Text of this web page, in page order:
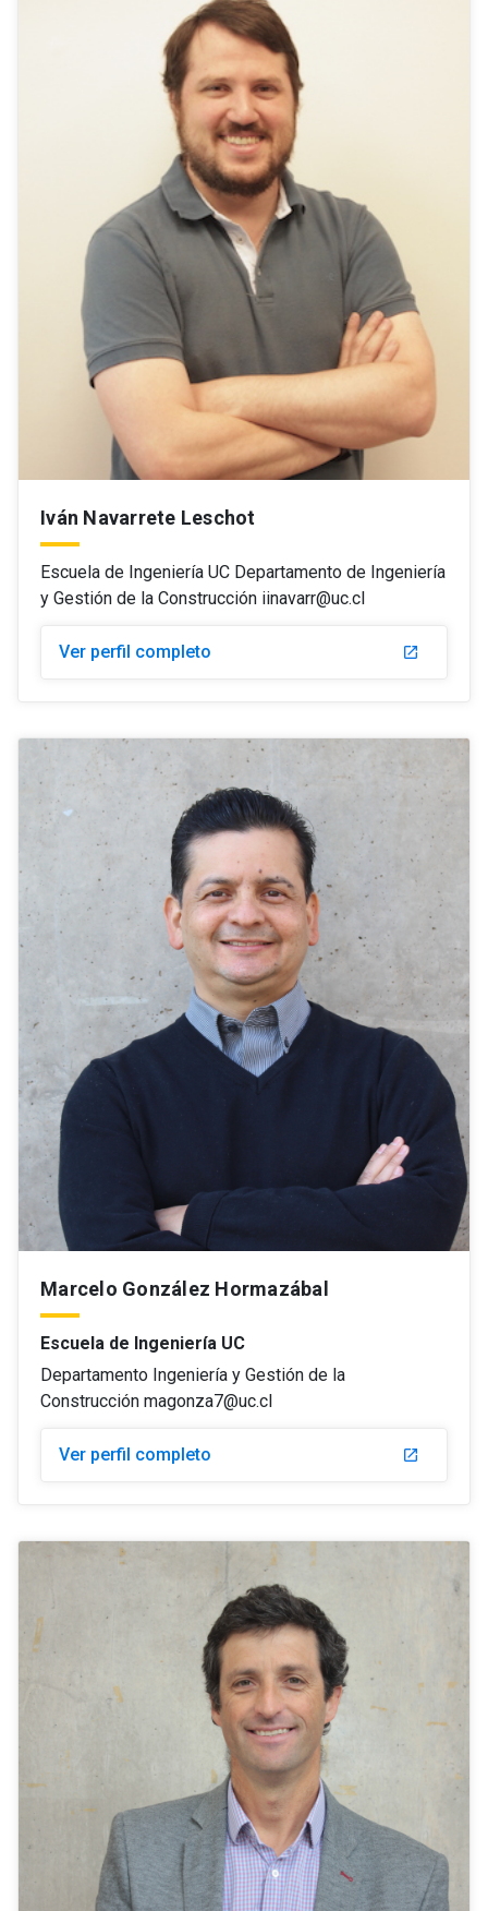
Iván Navarrete Leschot
Escuela de Ingeniería UC Departamento de Ingeniería
y Gestión de la Construcción iinavarr@uc.cl
Ver perfil completo
Marcelo González Hormazábal
Escuela de Ingeniería UC
Departamento Ingeniería y Gestión de la
Construcción magonza7@uc.cl
Ver perfil completo